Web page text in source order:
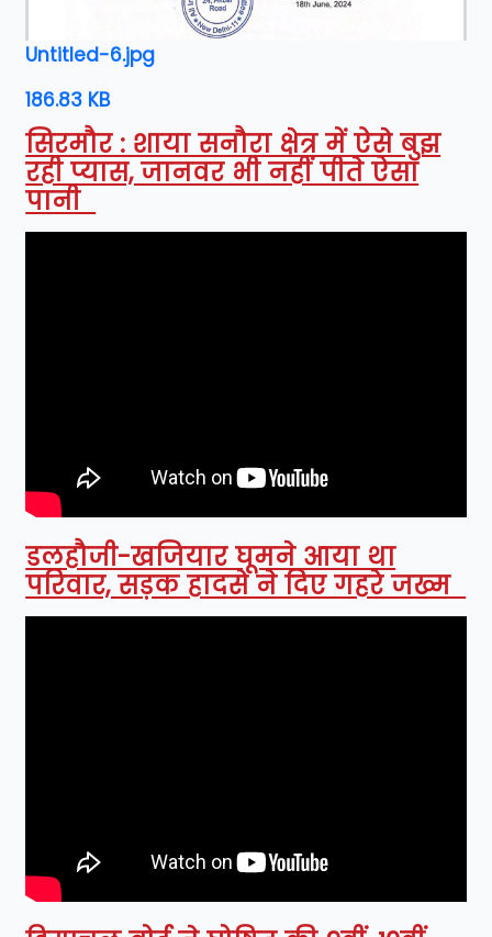
Untitled-6.jpg
186.83 KB
सिरमौर : शाया सनौरा क्षेत्र में ऐसे बुझ
रही प्यास, जानवर भी नहीं पीते ऐसा
पानी
डलहौजी-खजियार घूमने आया था
परिवार, सड़क हादसे ने दिए गहरे जख्म